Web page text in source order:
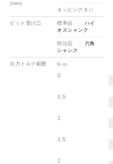
(mm)
タッピングネジ
ビット受け口 標準品
ハイ
オスシャンク
特注品
六角
シャンク
出力トルク範囲
0
0.5
1
1.5
2
N･m